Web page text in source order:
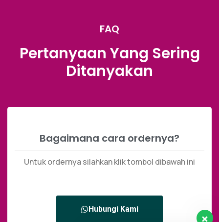
FAQ
Pertanyaan Yang Sering
Ditanyakan
Bagaimana cara ordernya?
Untuk ordernya silahkan klik tombol dibawah ini
Hubungi Kami